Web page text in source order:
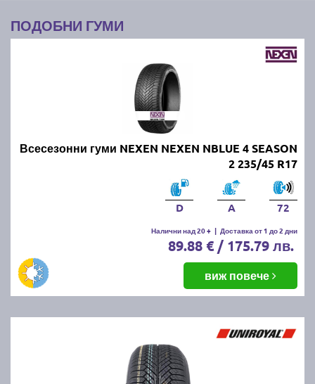
ПОДОБНИ ГУМИ
Всесезонни гуми NEXEN NEXEN NBLUE 4 SEASON
2 235/45 R17
D A 72
Налични над 20 + | Доставка от 1 до 2 дни
89.88 € / 175.79 лв.
виж повече